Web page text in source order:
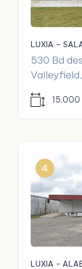
LUXIA –
530 Bd
15,000
4
LUXIA -